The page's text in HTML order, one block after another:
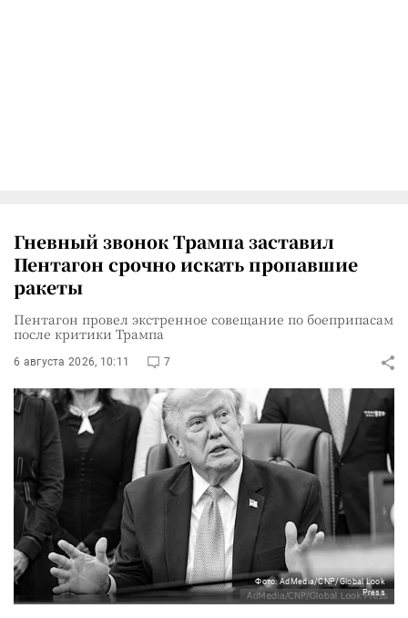
Гневный звонок Трампа заставил
Пентагон срочно искать пропавшие
ракеты
Пентагон провел экстренное совещание по боеприпасам
после критики Трампа
6 августа 2026, 10:11 7
Фото: AdMedia/CNP/Global Look
Press